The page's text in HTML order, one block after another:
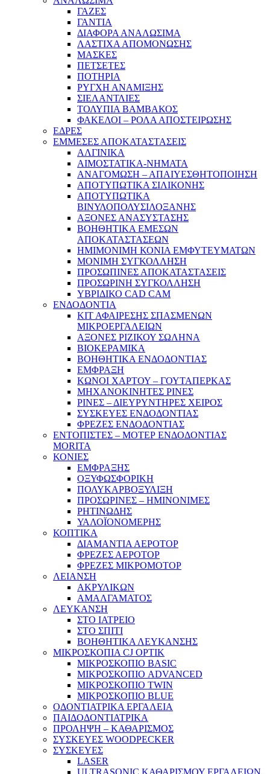
ΓΑΖΕΣ
ΓΑΝΤΙΑ
ΔΙΑΦΟΡΑ ΑΝΑΛΩΣΙΜΑ
ΛΑΣΤΙΧΑ ΑΠΟΜΟΝΩΣΗΣ
ΜΑΣΚΕΣ
ΠΕΤΣΕΤΕΣ
ΠΟΤΗΡΙΑ
ΡΥΓΧΗ ΑΝΑΜΙΞΗΣ
ΣΙΕΛΑΝΤΛΙΕΣ
ΤΟΛΥΠΙΑ ΒΑΜΒΑΚΟΣ
ΦΑΚΕΛΟΙ – ΡΟΛΑ ΑΠΟΣΤΕΙΡΩΣΗΣ
ΕΔΡΕΣ
ΕΜΜΕΣΕΣ ΑΠΟΚΑΤΑΣΤΑΣΕΙΣ
ΑΛΓΙΝΙΚΑ
ΑΙΜΟΣΤΑΤΙΚΑ-ΝΗΜΑΤΑ
ΑΝΑΓΟΜΩΣΗ – ΑΠΑΙΥΕΣΘΗΤΟΠΟΙΗΣΗ
ΑΠΟΤΥΠΩΤΙΚΑ ΣΙΛΙΚΟΝΗΣ
ΑΠΟΤΥΠΩΤΙΚΑ
ΒΙΝΥΛΟΠΟΛΥΣΙΛΟΞΑΝΗΣ
ΑΞΟΝΕΣ ΑΝΑΣΥΣΤΑΣΗΣ
ΒΟΗΘΗΤΙΚΑ ΕΜΕΣΩΝ
ΑΠΟΚΑΤΑΣΤΑΣΕΩΝ
ΗΜΙΜΟΝΙΜΗ ΚΟΝΙΑ ΕΜΦΥΤΕΥΜΑΤΩΝ
ΜΟΝΙΜΗ ΣΥΓΚΟΛΛΗΣΗ
ΠΡΟΣΩΠΙΝΕΣ ΑΠΟΚΑΤΑΣΤΑΣΕΙΣ
ΠΡΟΣΩΡΙΝΗ ΣΥΓΚΟΛΛΗΣΗ
ΥΒΡΙΔΙΚΟ CAD CAM
ΕΝΔΟΔΟΝΤΙΑ
ΚΙΤ ΑΦΑΙΡΕΣΗΣ ΣΠΑΣΜΕΝΩΝ
ΜΙΚΡΟΕΡΓΑΛΕΙΩΝ
ΑΞΟΝΕΣ ΡΙΖΙΚΟΥ ΣΩΛΗΝΑ
ΒΙΟΚΕΡΑΜΙΚΑ
ΒΟΗΘΗΤΙΚΑ ΕΝΔΟΔΟΝΤΙΑΣ
ΕΜΦΡΑΞΗ
ΚΩΝΟΙ ΧΑΡΤΟΥ – ΓΟΥΤΑΠΕΡΚΑΣ
ΜΗΧΑΝΟΚΙΝΗΤΕΣ ΡΙΝΕΣ
ΡΙΝΕΣ – ΔΙΕΥΡΥΝΤΗΡΕΣ ΧΕΙΡΟΣ
ΣΥΣΚΕΥΕΣ ΕΝΔΟΔΟΝΤΙΑΣ
ΦΡΕΖΕΣ ΕΝΔΟΔΟΝΤΙΑΣ
ΕΝΤΟΠΙΣΤΕΣ – ΜΟΤΕΡ ΕΝΔΟΔΟΝΤΙΑΣ
MORITA
ΚΟΝΙΕΣ
ΕΜΦΡΑΞΗΣ
ΟΞΥΦΩΣΦΟΡΙΚΗ
ΠΟΛΥΚΑΡΒΟΞΥΛΙΞΗ
ΠΡΟΣΩΡΙΝΕΣ – ΗΜΙΝΟΝΙΜΕΣ
ΡΗΤΙΝΩΔΗΣ
ΥΑΛΟΪΟΝΟΜΕΡΗΣ
ΚΟΠΤΙΚΑ
ΔΙΑΜΑΝΤΙΑ ΑΕΡΟΤΟΡ
ΦΡΕΖΕΣ ΑΕΡΟΤΟΡ
ΦΡΕΖΕΣ ΜΙΚΡΟΜΟΤΟΡ
ΛΕΙΑΝΣΗ
ΑΚΡΥΛΙΚΩΝ
ΑΜΑΛΓΑΜΑΤΟΣ
ΛΕΥΚΑΝΣΗ
ΣΤΟ ΙΑΤΡΕΙΟ
ΣΤΟ ΣΠΙΤΙ
ΒΟΗΘΗΤΙΚΑ ΛΕΥΚΑΝΣΗΣ
ΜΙΚΡΟΣΚΟΠΙΑ CJ OPTIK
ΜΙΚΡΟΣΚΟΠΙΟ BASIC
ΜΙΚΡΟΣΚΟΠΙΟ ADVANCED
ΜΙΚΡΟΣΚΟΠΙΟ TWIN
ΜΙΚΡΟΣΚΟΠΙΟ BLUE
ΟΔΟΝΤΙΑΤΡΙΚΑ ΕΡΓΑΛΕΙΑ
ΠΑΙΔΟΔΟΝΤΙΑΤΡΙΚΑ
ΠΡΟΛΗΨΗ – ΚΑΘΑΡΙΣΜΟΣ
ΣΥΣΚΕΥΕΣ WOODPECKER
ΣΥΣΚΕΥΕΣ
LASER
ULTRASONIC ΚΑΘΑΡΙΣΜΟΥ ΕΡΓΑΛΕΙΩΝ